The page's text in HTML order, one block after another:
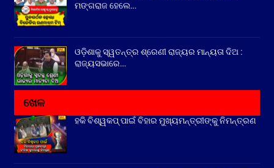
ମଙ୍ଗରାଜ ହେଲେ…
ଓଡ଼ିଶାକୁ ସ୍ୱତନ୍ତ୍ର ଶ୍ରେଣୀ ରାଜ୍ୟର ମାନ୍ୟତା ଦିଅ :
ରାଜ୍ୟସଭାରେ…
ଖେଳ
ହକି ବିଶ୍ୱକପ୍ ପାଇଁ ବିହାର ମୁଖ୍ୟମନ୍ତ୍ରୀଙ୍କୁ ନିମନ୍ତ୍ରଣ